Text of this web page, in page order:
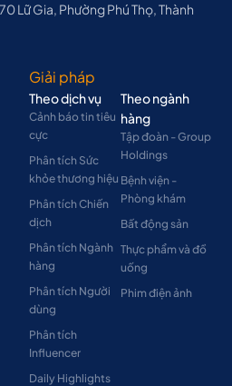
Lữ Gia, Phường Phú Thọ, Thành
Giải pháp
Theo dịch vụ
Cảnh báo tin tiêu
cực
Phân tích Sức
khỏe thương hiệu
Phân tích Chiến
dịch
Phân tích Ngành
hàng
Phân tích Người
dùng
Phân tích
Influencer
Daily Highlights
Theo ngành
hàng
Tập đoàn - Group
Holdings
Bệnh viện -
Phòng khám
Bất động sản
Thực phẩm và đồ
uống
Phim điện ảnh